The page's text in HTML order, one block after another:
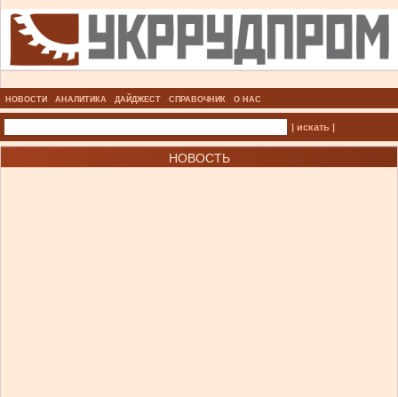
НОВОСТИ АНАЛИТИКА ДАЙДЖЕСТ СПРАВОЧНИК О НАС
| искать |
НОВОСТЬ